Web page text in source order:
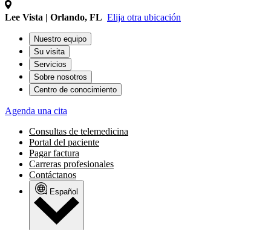
Lee Vista | Orlando, FL Elija otra ubicación
Nuestro equipo
Su visita
Servicios
Sobre nosotros
Centro de conocimiento
Agenda una cita
Consultas de telemedicina
Portal del paciente
Pagar factura
Carreras profesionales
Contáctanos
Español